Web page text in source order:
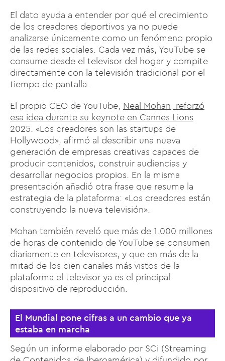
El dato ayuda a entender por qué el crecimiento
de los creadores deportivos ya no puede
analizarse únicamente como un fenómeno propio
de las redes sociales. Cada vez más, YouTube se
consume desde el televisor del hogar y compite
directamente con la televisión tradicional por el
tiempo de pantalla.
El propio CEO de YouTube, Neal Mohan, reforzó
esa idea durante su keynote en Cannes Lions
2025. «Los creadores son las startups de
Hollywood», afirmó al describir una nueva
generación de empresas creativas capaces de
producir contenidos, construir audiencias y
desarrollar negocios propios. En la misma
presentación añadió otra frase que resume la
estrategia de la plataforma: «Los creadores están
construyendo la nueva televisión».
Mohan también reveló que más de 1.000 millones
de horas de contenido de YouTube se consumen
diariamente en televisores, y que en más de la
mitad de los cien canales más vistos de la
plataforma el televisor ya es el principal
dispositivo de reproducción.
El Mundial pone cifras a un cambio que ya
estaba en marcha
Según un informe elaborado por SCi (Streaming